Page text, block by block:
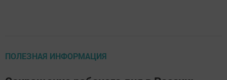
ПОЛЕЗНАЯ ИНФОРМАЦИЯ